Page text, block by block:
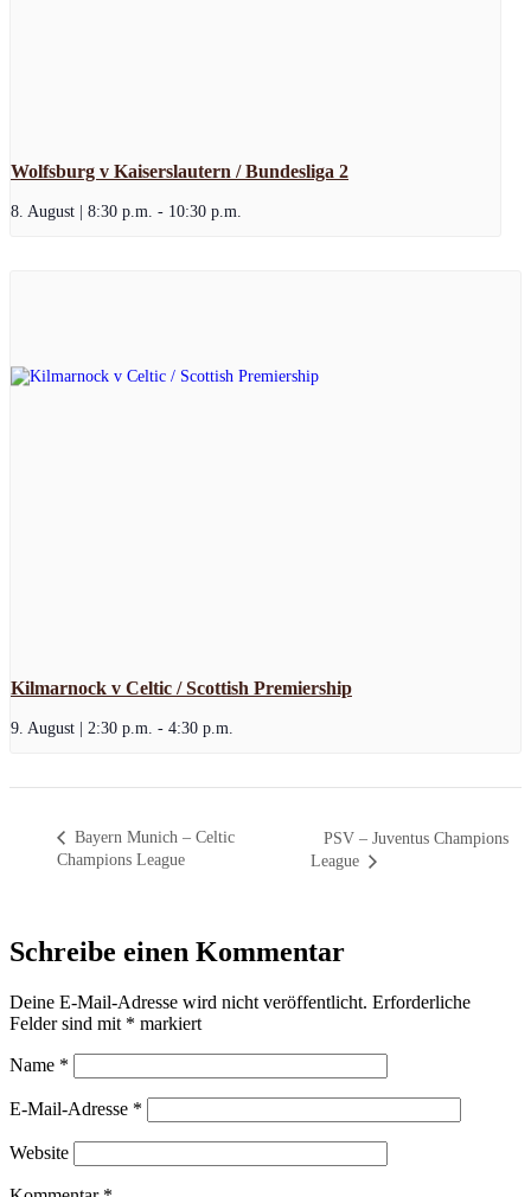
Wolfsburg v Kaiserslautern / Bundesliga 2
8. August | 8:30 p.m. - 10:30 p.m.
Kilmarnock v Celtic / Scottish Premiership
9. August | 2:30 p.m. - 4:30 p.m.
Bayern Munich – Celtic
Champions League
PSV – Juventus Champions
League
Schreibe einen Kommentar
Deine E-Mail-Adresse wird nicht veröffentlicht. Erforderliche
Felder sind mit * markiert
Name *
E-Mail-Adresse *
Website